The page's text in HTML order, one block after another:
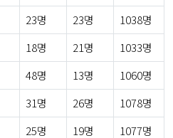
23명 23명
1038명
18명 21명
1033명
48명 13명
1060명
31명 26명
1078명
25명 19명
1077명